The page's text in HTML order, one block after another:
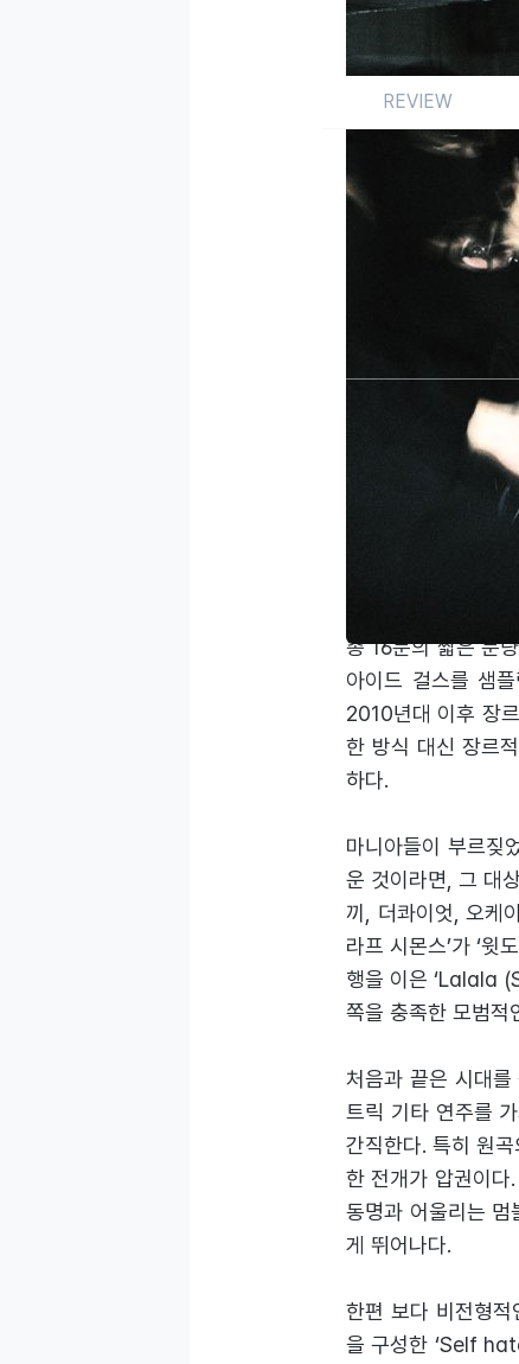
REVIEW
2025.01.23
록, 인디 그리고 힙
공이 커리어 초반
파트너 역할을 맡
루비룸의 휘민. 국
예상을 상회하는
총 16분의 짧은 분
아이드 걸스를 샘
2010년대 이후 장
한 방식 대신 장르
하다.
마니아들이 부르짖
운 것이라면, 그 대
끼, 더콰이엇, 오케
라프 시몬스’가 ‘윗
행을 이은 ‘Lalala
쪽을 충족한 모범적
처음과 끝은 시대
트릭 기타 연주를
간직한다. 특히 원
한 전개가 압권이다
동명과 어울리는 멈
게 뛰어나다.
한편 보다 비전형
을 구성한 ‘Self